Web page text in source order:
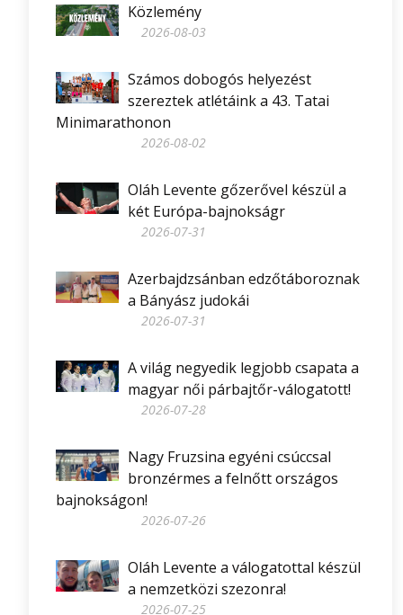
Közlemény
2026-08-03
Számos dobogós helyezést
szereztek atlétáink a 43. Tatai
Minimarathonon
2026-08-02
Oláh Levente gőzerővel készül a
két Európa-bajnokságr
2026-07-31
Azerbajdzsánban edzőtáboroznak
a Bányász judokái
2026-07-31
A világ negyedik legjobb csapata a
magyar női párbajtőr-válogatott!
2026-07-28
Nagy Fruzsina egyéni csúccsal
bronzérmes a felnőtt országos
bajnokságon!
2026-07-26
Oláh Levente a válogatottal készül
a nemzetközi szezonra!
2026-07-25